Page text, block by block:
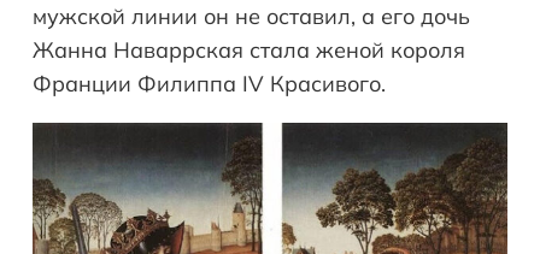
мужской линии он не оставил, а его дочь
Жанна Наваррская стала женой короля
Франции Филиппа IV Красивого.